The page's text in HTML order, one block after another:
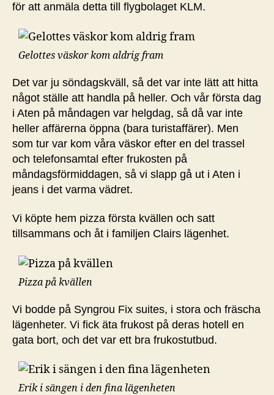
för att anmäla detta till flygbolaget KLM.
Gelottes väskor kom aldrig fram
Det var ju söndagskväll, så det var inte lätt att hitta
något ställe att handla på heller. Och vår första dag
i Aten på måndagen var helgdag, så då var inte
heller affärerna öppna (bara turistaffärer). Men
som tur var kom våra väskor efter en del trassel
och telefonsamtal efter frukosten på
måndagsförmiddagen, så vi slapp gå ut i Aten i
jeans i det varma vädret.
Vi köpte hem pizza första kvällen och satt
tillsammans och åt i familjen Clairs lägenhet.
Pizza på kvällen
Vi bodde på Syngrou Fix suites, i stora och fräscha
lägenheter. Vi fick äta frukost på deras hotell en
gata bort, och det var ett bra frukostutbud.
Erik i sängen i den fina lägenheten